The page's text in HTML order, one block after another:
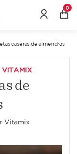
0
caseras de almendras
VITAMIX
de
Vitamix